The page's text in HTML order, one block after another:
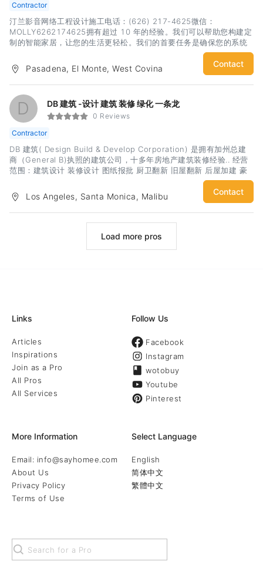
Contractor
汀兰影音网络工程设计施工电话：(626) 217-4625微信：
MOLLY6262174625拥有超过 10 年的经验。我们可以帮助您构建定
制的智能家居，让您的生活更轻松。我们的首要任务是确保您的系统
集成并正常运行。大小工程均承接。从创建完美的家庭影院系统，到
安装环绕声系统，再到简单地安装电视。我们的首要任务是根据您的
需求进行定制，让您的梦想成真。提供市场上最优质的产品和服务。
我们可以设计专用于家庭影院、后院娱乐、全屋影音的环绕声室，满
足您的喜好。集成在单一界面中，以完美呈现您最喜爱的音乐、电视
节目和电影。提供一流的声音，在找到理想区域时唤醒自己。您将获
得您一直在寻找的优质声音！我们位于洛杉矶尔湾，为橙县乃至洛杉
音频视频视频监控网络布线网络电话电缆管理远程支持
Pasadena, El Monte, West Covina Contact
D DB 建筑 -设计 建筑 装修 绿化 一条龙
0 Reviews
Contractor
DB 建筑( Design Build & Develop Corporation) 是拥有加州总建
商（General B)执照的建筑公司，十多年房地产建筑装修经验.. 经营
范围：建筑设计 装修设计 图纸报批 厨卫翻新 旧屋翻新 后屋加建 豪
宅新建 景观设计 园林绿化 , 车库改造, ADU 新建及改建等一切与建筑
装修 园林绿化相关的业务公司优势:主设计师为USLA建筑设计硕士（
Master Of Architecture) . 设计风格以目前最受欢迎的五大流行风格
为主( Contemporary, Farm house, Modern, Traditional, Cape
Cod). 当然如果您喜欢Victorian, Mediterranean, Tuscan 或中西结
合等建筑风格，我们也会按照您的喜好倾向去报批. 本公司施工团队汇
集了各工种优质人才. 且有各大名牌建材供应商做后盾，无论是在选材
Los Angeles, Santa Monica, Malibu Contact
Load more pros
Links
Articles
Inspirations
Join as a Pro
All Pros
All Services
Follow Us
Facebook
Instagram
wotobuy
Youtube
Pinterest
More Information
Email: info@sayhomee.com
About Us
Privacy Policy
Terms of Use
Select Language
English
简体中文
繁體中文